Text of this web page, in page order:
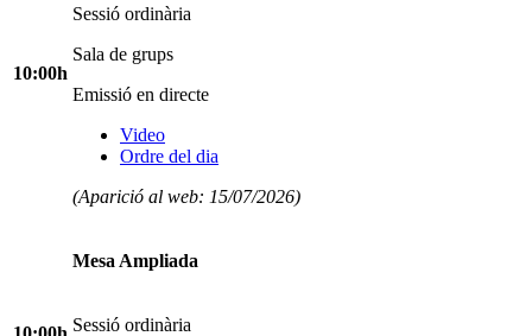
10:00h
Sessió ordinària
Sala de grups
Emissió en directe
Video
Ordre del dia
(Aparició al web: 15/07/2026)
Mesa Ampliada
Sessió ordinària